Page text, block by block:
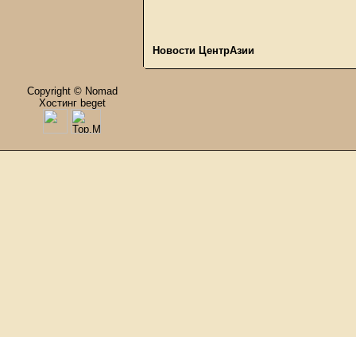
Новости ЦентрАзии
Copyright © Nomad
Хостинг beget